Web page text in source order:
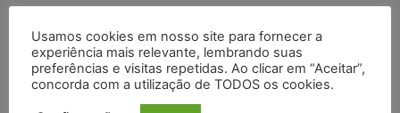
novos para pessoas com deficiência e autistas de todos os
níveis
DIREITO TRIBUTÁRIO 07/08/2026
Usamos cookies em nosso site para fornecer a
experiência mais relevante, lembrando suas
preferências e visitas repetidas. Ao clicar em “Aceitar”,
concorda com a utilização de TODOS os cookies.